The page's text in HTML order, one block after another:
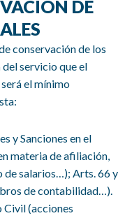
DE
conservación de los
servicio que el
el mínimo
y Sanciones en el
materia de afiliación,
de salarios…); Arts. 66 y
de contabilidad…).
Civil (acciones